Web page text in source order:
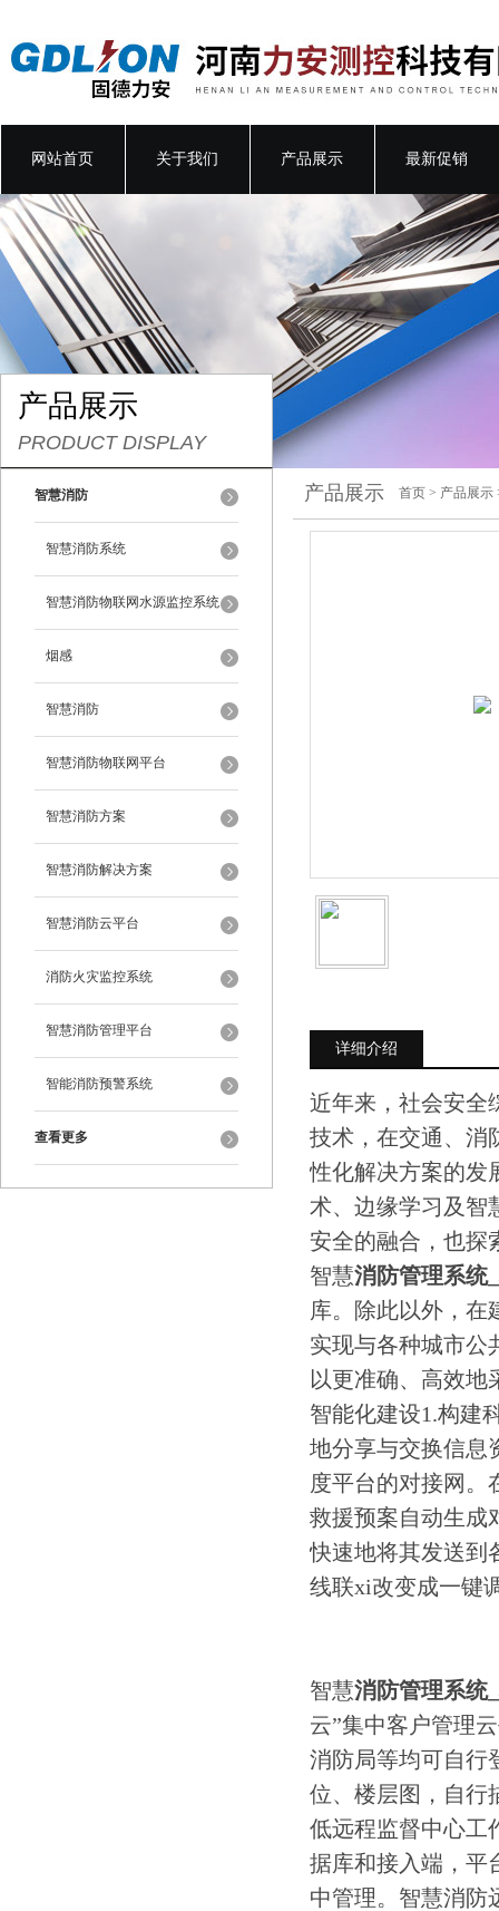
网站首页 关于我们 产品展示 最新促销
产品展示
PRODUCT DISPLAY
智慧消防
智慧消防系统
智慧消防物联网水源监控系统
烟感
智慧消防
智慧消防物联网平台
智慧消防方案
智慧消防解决方案
智慧消防云平台
消防火灾监控系统
智慧消防管理平台
智能消防预警系统
查看更多
产品展示 首页 > 产品展示
详细介绍
近年来，社会安全
技术，在交通、消
性化解决方案的发
术、边缘学习及智
安全的融合，也探
智慧消防管理系统
库。除此以外，在
实现与各种城市公
以更准确、高效地
智能化建设1.构建
地分享与交换信息
度平台的对接网。
救援预案自动生成
快速地将其发送到
线联xi改变成一键
智慧消防管理系统
云”集中客户管理
消防局等均可自行
位、楼层图，自行
低远程监督中心工
据库和接入端，平
中管理。智慧消防